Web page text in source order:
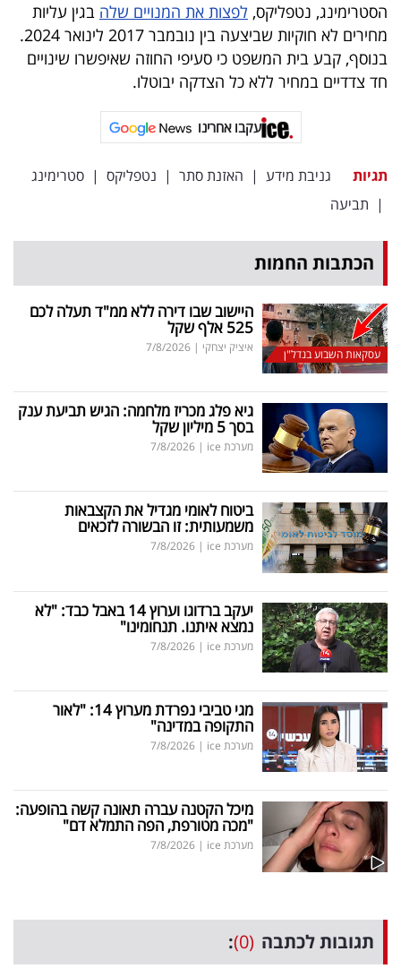
פרסמו
באייס
עקבו
הסטרימינג, נטפליקס, לפצות את המנויים שלה בגין עליות
מחירים לא חוקיות שביצעה בין נובמבר 2017 לינואר 2024.
בנוסף, קבע בית המשפט כי סעיפי החוזה שאיפשרו שינויים
חד צדדיים במחיר ללא כל הצדקה יבוטלו.
עקבו אחרינו
תגיות גניבת מידע | האזנת סתר | נטפליקס | סטרימינג
| תביעה
הכתבות החמות
עסקאות השבוע בנדל"ן
היישוב שבו דירה ללא ממ"ד תעלה לכם
525 אלף שקל
איציק יצחקי |
7/8/2026
גיא פלג מכריז מלחמה: הגיש תביעת ענק
בסך 5 מיליון שקל
מערכת ice |
7/8/2026
ביטוח לאומי מגדיל את הקצבאות
משמעותית: זו הבשורה לזכאים
מערכת ice |
7/8/2026
יעקב ברדוגו וערוץ 14 באבל כבד: "לא
נמצא איתנו. תנחומינו"
מערכת ice |
7/8/2026
מגי טביבי נפרדת מערוץ 14: "לאור
התקופה במדינה"
מערכת ice |
7/8/2026
מיכל הקטנה עברה תאונה קשה בהופעה:
"מכה מטורפת, הפה התמלא דם"
מערכת ice |
7/8/2026
תגובות לכתבה (0)
: